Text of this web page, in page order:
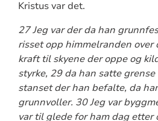
Kristus var det.
27 Jeg var der da han
risset opp himmelranden over
kraft til skyene der oppe og
styrke, 29 da han satte
stanset der han befalte, da
grunnvoller. 30 Jeg var
var til glede for ham dag etter